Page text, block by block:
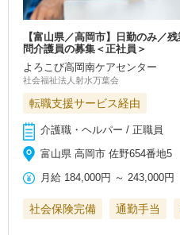
【富山県／高岡市】日勤のみ／
問介護員の募集＜正社員＞
よろこび高岡南ケアセンター
社会福祉法人射水万葉会
転職支援サービス経由
介護職・ヘルパー / 正職員
富山県 高岡市 佐野654番地5
月給 184,000円 ～243,000円
社会保険完備 通勤手当